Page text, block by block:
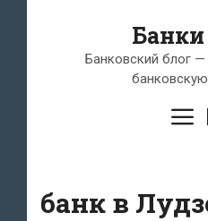
содержимомуБанковский блог —
банк в